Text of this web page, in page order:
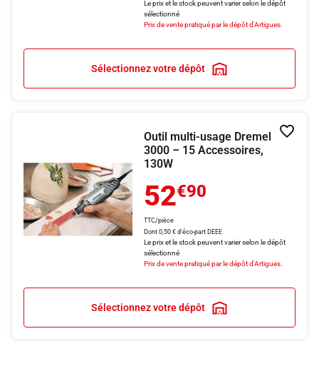
Le prix et le stock peuvent varier selon le dépôt
sélectionné
Prix de vente pratiqué par le dépôt d'Artigues.
Sélectionnez votre dépôt
Outil multi-usage Dremel
3000 – 15 Accessoires,
130W
52€90
TTC/pièce
Dont 0,50 € d'éco-part DEEE
Le prix et le stock peuvent varier selon le dépôt
sélectionné
Prix de vente pratiqué par le dépôt d'Artigues.
Sélectionnez votre dépôt